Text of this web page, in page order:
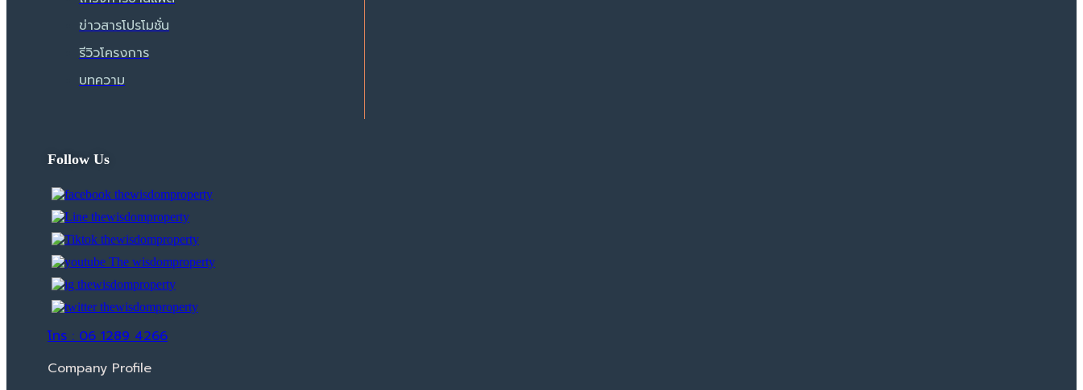
ข่าวสารโปรโมชั่น
รีวิวโครงการ
บทความ
Follow Us
โทร : 06 1289 4266
Company Profile